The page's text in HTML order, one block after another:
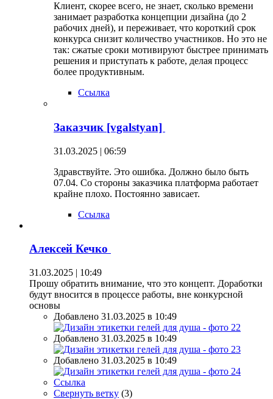
Клиент, скорее всего, не знает, сколько времени
занимает разработка концепции дизайна (до 2
рабочих дней), и переживает, что короткий срок
конкурса снизит количество участников. Но это не
так: сжатые сроки мотивируют быстрее принимать
решения и приступать к работе, делая процесс
более продуктивным.
Ссылка
Заказчик [vgalstyan]
31.03.2025 | 06:59
Здравствуйте. Это ошибка. Должно было быть
07.04. Со стороны заказчика платформа работает
крайне плохо. Постоянно зависает.
Ссылка
Алексей Кечко
31.03.2025 | 10:49
Прошу обратить внимание, что это концепт. Доработки
будут вносится в процессе работы, вне конкурсной
основы
Добавлено 31.03.2025 в 10:49
Добавлено 31.03.2025 в 10:49
Добавлено 31.03.2025 в 10:49
Ссылка
Свернуть ветку (3)